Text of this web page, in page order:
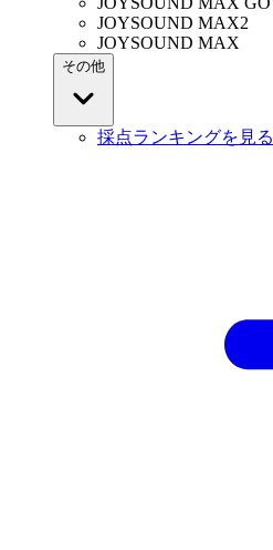
JOYSOUND MAX2
JOYSOUND MAX
その他
採点ランキングを見る